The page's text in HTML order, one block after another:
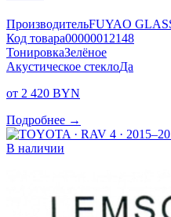
ПроизводительFUYAO
Код товара00000012148
ТонировкаЗелёное
Акустическое стеклоДа
от 2 420 BYN
Подробнее →
В наличии